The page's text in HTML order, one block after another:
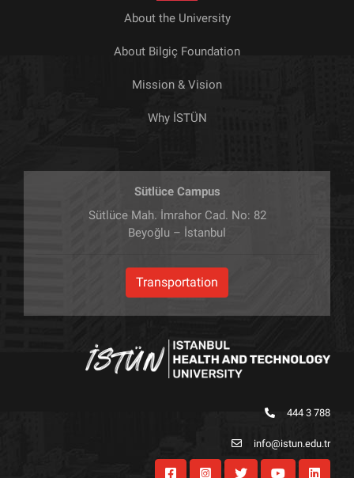
About the University
About Bilgiç Foundation
Mission & Vision
Why İSTÜN
Sütlüce Campus
Sütlüce Mah. İmrahor Cad. No: 82
Beyoğlu – İstanbul
Transportation
444 3 788
info@istun.edu.tr